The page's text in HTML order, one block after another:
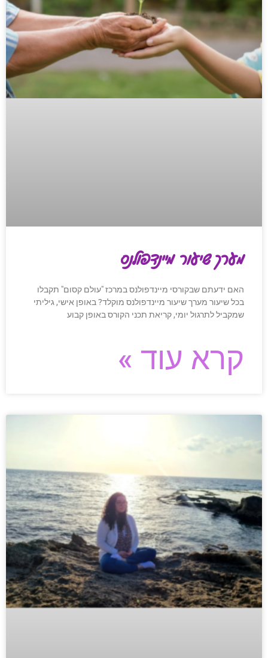
מערך שיעור מיינדפולנס
האם ידעתם שבקורסי מיינדפולנס במרכז "עולם קסום" תקבלו
בכל שיעור מערך שיעור מיינדפולנס מוקלד? באופן אישי, גיליתי
שמקביל לתרגול יומי, קריאת תכני הקורס באופן קבוע
קרא עוד »